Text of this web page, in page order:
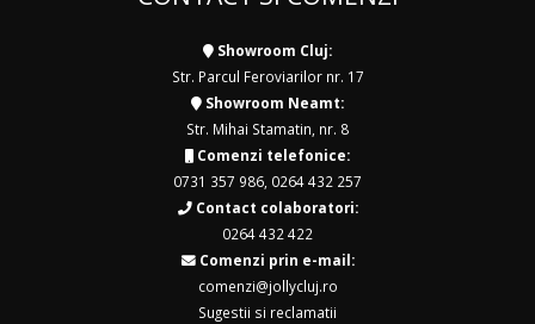
Showroom Cluj:
Str. Parcul Feroviarilor nr. 17
Showroom Neamt:
Str. Mihai Stamatin, nr. 8
Comenzi telefonice:
0731 357 986 0264 432 257
Contact colaboratori:
0264 432 422
Comenzi prin e-mail:
comenzi@jollycluj.ro
Sugestii si reclamatii